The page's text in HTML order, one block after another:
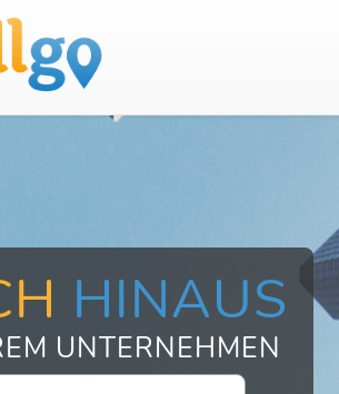
HINAUS
UNTERNEHMEN